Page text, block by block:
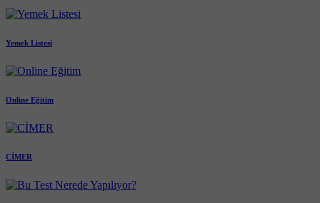
Yemek Listesi
Online Eğitim
CİMER